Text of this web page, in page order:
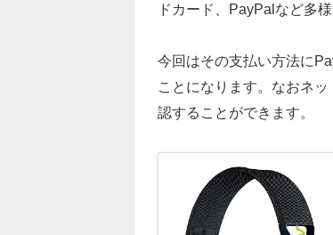
ドカード、PayPalなど多
今回はその支払い方法に
ことになります。なおネ
認することができます。